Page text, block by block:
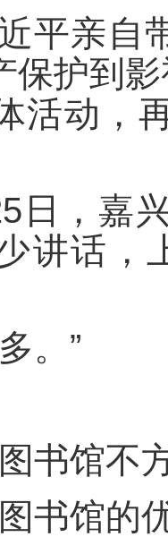
平亲
保护到
活动，
日，嘉
讲话，
。”
书馆不
书馆的